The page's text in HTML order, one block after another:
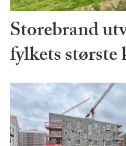
Storebrand
fylkets største